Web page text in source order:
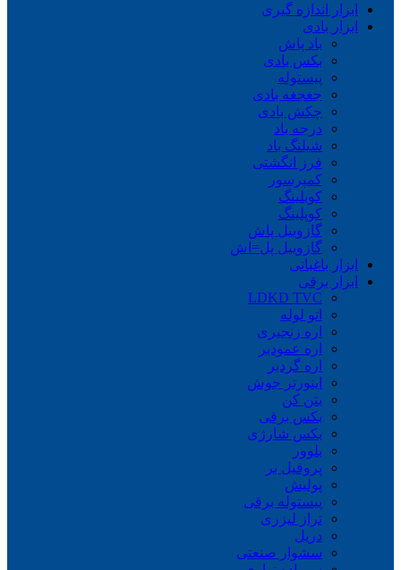
ابزار اندازه گیری
ابزار بادی
باد پاش
بکس بادی
پیستوله
جغجغه بادی
چکش بادی
درجه باد
شیلنگ باد
فرز انگشتی
کمپرسور
کوبلینگ
کوپلینگ
گازوییل پاش
گازوییل پل=اش
ابزار باغبانی
ابزار برقی
LDKD TVC
اتو لوله
اره زنجیری
اره عمودبر
اره گردبر
اینورتر جوش
بتن کن
بکس برقی
بکس شارژی
بلوور
پروفیل بر
پولیش
پیستوله برقی
تراز لیزری
دریل
سشوار صنعتی